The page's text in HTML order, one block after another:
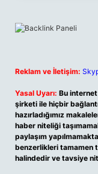
Reklam ve İletişim:
Yasal Uyarı: Bu
şirketi ile hiçbir
hazırladığımız
haber niteliği
paylaşım
benzerlikleri tamamen
halindedir ve tavsiye